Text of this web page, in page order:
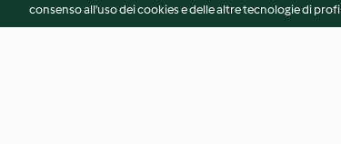
consenso all'uso dei cookies e delle altre tecnologie di